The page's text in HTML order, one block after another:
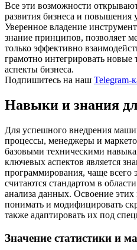
Все эти возможности
развития бизнеса и повышения
Уверенное владение
знание принципов, позволяет
только эффективно
грамотно интегрировать новые
аспекты бизнеса.
Подпишитесь на наш Telegram-
Навыки и знания
Для успешного внедрения
процессы, менеджеры и
базовыми техническими
ключевых аспектов является
программирования, чаще всего
считаются стандартом в
анализа данных. Освоение этих
понимать и модифицировать
также адаптировать их под
Значение статистики и